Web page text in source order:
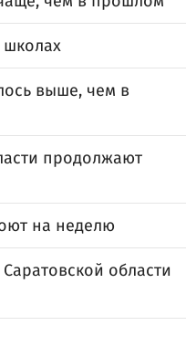
школах
выше, чем в
продолжают
на неделю
области